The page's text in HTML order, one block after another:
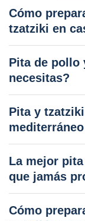
Cómo
tzatziki en
Pita de pollo
necesitas?
Pita y
mediterráneo
La mejor
que jamás
Cómo